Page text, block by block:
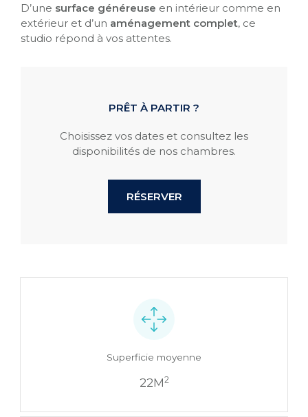
D’une surface généreuse en intérieur comme en
extérieur et d’un aménagement complet, ce
studio répond à vos attentes.
PRÊT À PARTIR ?
Choisissez vos dates et consultez les
disponibilités de nos chambres.
RÉSERVER
Superficie moyenne
22M2